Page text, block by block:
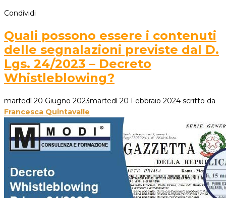
Condividi
Quali possono essere i contenuti
delle segnalazioni previste dal D.
Lgs. 24/2023 – Decreto
Whistleblowing?
martedì 20 Giugno 2023martedì 20 Febbraio 2024 scritto da
Francesca Quintavalle